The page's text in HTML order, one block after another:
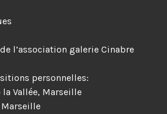
l’association galerie Cinabre
personnelles:
la Vallée, Marseille
Marseille